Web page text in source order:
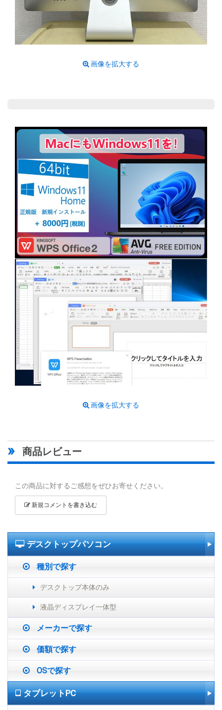
画像を拡大する
画像を拡大する
商品レビュー
この商品に対するご感想をぜひお寄せください。
新規コメントを書き込む
デスクトップパソコン
種別で探す
デスクトップ本体のみ
液晶ディスプレイ一体型
メーカーで探す
価額で探す
OSで探す
タブレットPC